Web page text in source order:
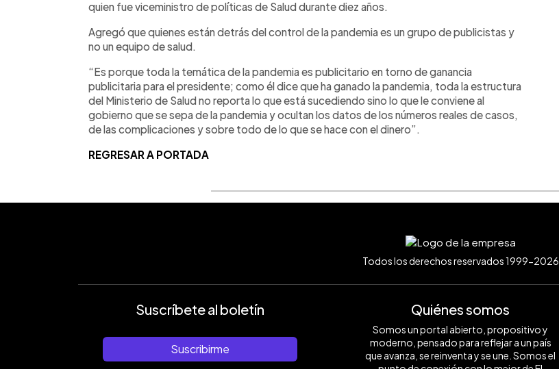
quien fue viceministro de políticas de Salud durante diez años.
Agregó que quienes están detrás del control de la pandemia es un grupo de publicistas y
no un equipo de salud.
“Es porque toda la temática de la pandemia es publicitario en torno de ganancia
publicitaria para el presidente; como él dice que ha ganado la pandemia, toda la estructura
del Ministerio de Salud no reporta lo que está sucediendo sino lo que le conviene al
gobierno que se sepa de la pandemia y ocultan los datos de los números reales de casos,
de las complicaciones y sobre todo de lo que se hace con el dinero”.
REGRESAR A PORTADA
Todos los derechos reservados 1999-2026
Suscríbete al boletín
Suscribirme
Quiénes somos
Somos un portal abierto, propositivo y
moderno, pensado para reflejar a un país
que avanza, se reinventa y se une. Somos el